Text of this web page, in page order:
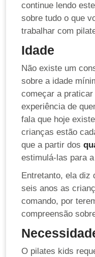
continue lendo
sobre tudo o que
trabalhar com
Idade
Não existe um
sobre a idade
começar a
experiência de
fala que hoje
crianças estão
que a partir dos
estimulá-las para
Entretanto, ela diz
seis anos as
comando, por
compreensão
O pilates kids